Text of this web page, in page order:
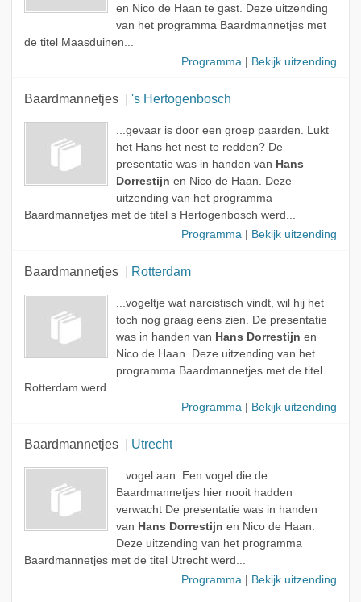
en Nico de Haan te gast. Deze uitzending
van het programma Baardmannetjes met
de titel Maasduinen...
Programma
Bekijk uitzending
Baardmannetjes 's Hertogenbosch
...gevaar is door een groep paarden. Lukt
het Hans het nest te redden? De
presentatie was in handen van Hans
Dorrestijn en Nico de Haan. Deze
uitzending van het programma
Baardmannetjes met de titel s Hertogenbosch werd...
Programma
Bekijk uitzending
Baardmannetjes Rotterdam
...vogeltje wat narcistisch vindt, wil hij het
toch nog graag eens zien. De presentatie
was in handen van Hans Dorrestijn en
Nico de Haan. Deze uitzending van het
programma Baardmannetjes met de titel
Rotterdam werd...
Programma
Bekijk uitzending
Baardmannetjes Utrecht
...vogel aan. Een vogel die de
Baardmannetjes hier nooit hadden
verwacht De presentatie was in handen
van Hans Dorrestijn en Nico de Haan.
Deze uitzending van het programma
Baardmannetjes met de titel Utrecht werd...
Programma
Bekijk uitzending